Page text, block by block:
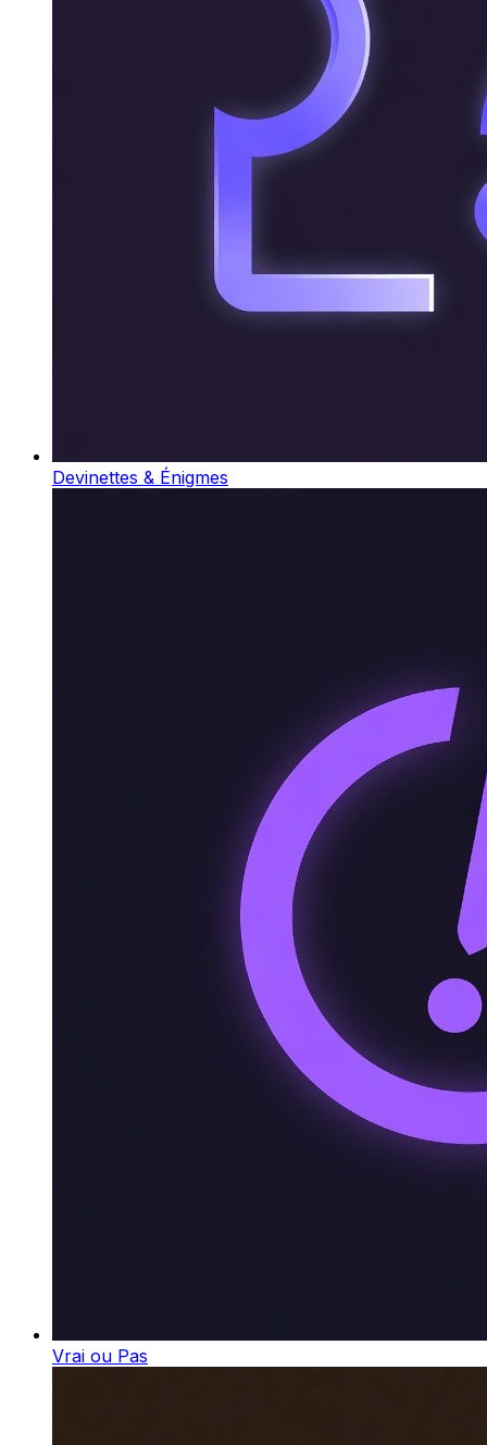
Devinettes & Énigmes
Vrai ou Pas